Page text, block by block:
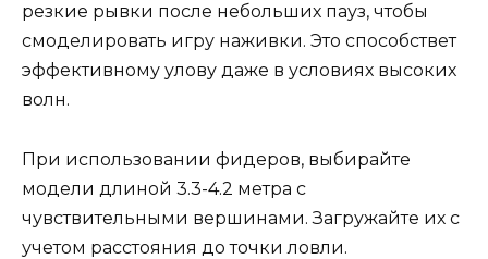
резкие рывки после небольших пауз, чтобы
смоделировать игру наживки. Это способствет
эффективному улову даже в условиях высоких
волн.
При использовании фидеров, выбирайте
модели длиной 3.3-4.2 метра с
чувствительными вершинами. Загружайте их с
учетом расстояния до точки ловли.